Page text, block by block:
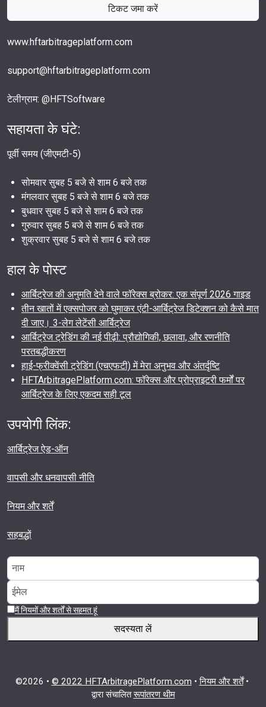
टिकट जमा करें
www.hftarbitrageplatform.com
support@hftarbitrageplatform.com
टेलीग्राम: @HFTSoftware
सहायता के घंटे:
पूर्वी समय (जीएमटी-5)
सोमवार सुबह 5 बजे से शाम 6 बजे तक
मंगलवार सुबह 5 बजे से शाम 6 बजे तक
बुधवार सुबह 5 बजे से शाम 6 बजे तक
गुरुवार सुबह 5 बजे से शाम 6 बजे तक
शुक्रवार सुबह 5 बजे से शाम 6 बजे तक
हाल के पोस्ट
आर्बिट्रेज की अनुमति देने वाले फॉरेक्स ब्रोकर: एक संपूर्ण 2026 गाइड
तीन खातों में एक्सपोजर को घुमाकर एंटी-आर्बिट्रेज डिटेक्शन को कैसे मात
दी जाए। 3-लेग लेटेंसी आर्बिट्रेज
आर्बिट्रेज ट्रेडिंग की नई पीढ़ी: प्रौद्योगिकी, छलावा, और रणनीति
परतबद्धीकरण
हाई-फ्रीक्वेंसी ट्रेडिंग (एचएफटी) में मेरा अनुभव और अंतर्दृष्टि
HFTArbitragePlatform.com: फॉरेक्स और प्रोप्राइटरी फर्मों पर
आर्बिट्रेज के लिए एकदम सही टूल
उपयोगी लिंक:
आर्बिट्रेज ऐड-ऑन
वापसी और धनवापसी नीति
नियम और शर्तें
सहबद्धों
मैं नियमों और शर्तों से सहमत हूं
सदस्यता लें
©2026 • © 2022 HFTArbitragePlatform.com •नियम और शर्तें•
द्वारा संचालितरूपांतरण थीम